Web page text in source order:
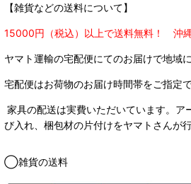
【雑貨などの送料について】
15000円（税込）以上で送料無料！ 沖
ヤマト運輸の宅配便にてのお届けで地域
宅配便はお荷物のお届け時間帯をご指定で
家具の配送は実費いただいています。
び入れ、梱包材の片付けをヤマトさんが行
◯雑貨の送料